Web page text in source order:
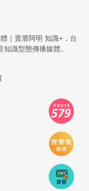
｜賣厝阿明 知識+，台
識型態傳播媒體。